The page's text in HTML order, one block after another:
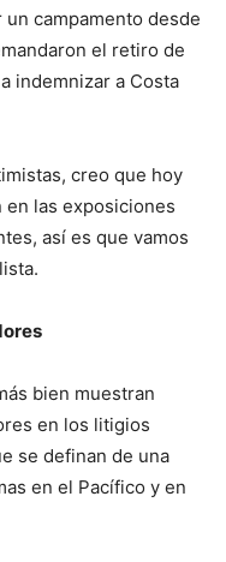
campamento desde
el retiro de
indemnizar a Costa
creo que hoy
en las exposiciones
así es que vamos
bien muestran
en los litigios
se definan de una
en el Pacífico y en